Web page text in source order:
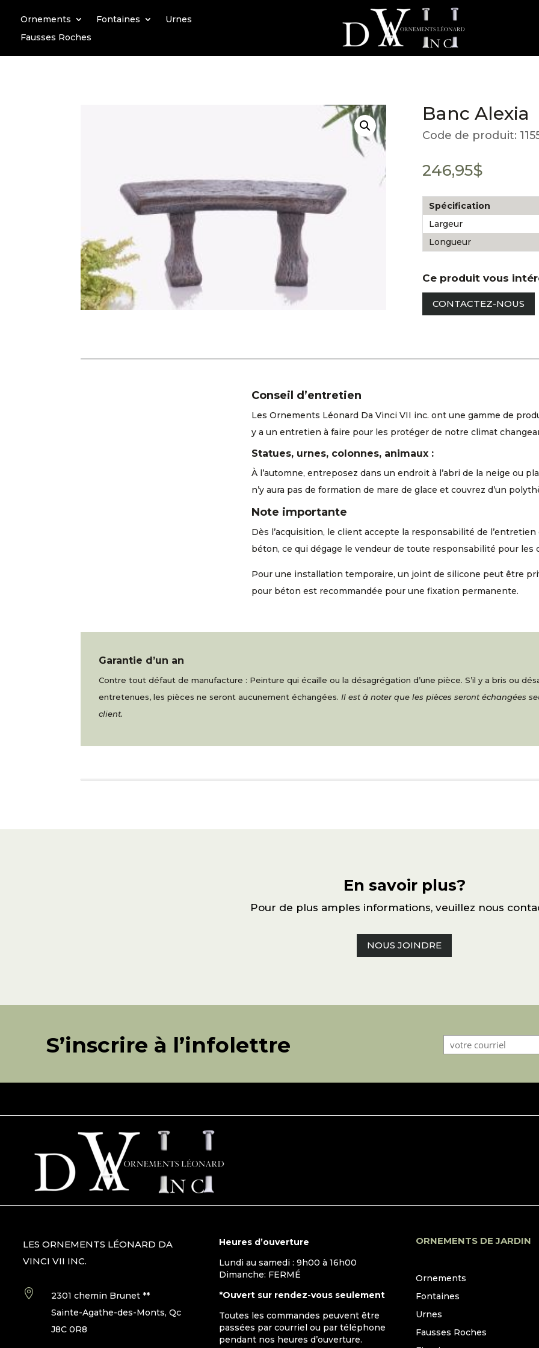
Ornements Fontaines
Urnes
Fausses Roches
Banc Alexia
Code de produit:
246,95$
Spécification
Largeur
Longueur
Ce produit vous
CONTACTEZ-NOUS
Conseil d’entretien
Les Ornements Léonard Da Vinci VII inc. ont une gamme de
y a un entretien à faire pour les protéger de notre climat
Statues, urnes, colonnes, animaux :
À l’automne, entreposez dans un endroit à l’abri de la neige ou
n’y aura pas de formation de mare de glace et couvrez d’un
Note importante
Dès l’acquisition, le client accepte la responsabilité de
béton, ce qui dégage le vendeur de toute responsabilité pour les
Pour une installation temporaire, un joint de silicone peut être
pour béton est recommandée pour une fixation permanente.
Garantie d’un an
Contre tout défaut de manufacture : Peinture qui écaille ou la désagrégation d’une pièce. S’il y a bris ou
entretenues, les pièces ne seront aucunement échangées. Il est à noter que les pièces seront échangées
client.
En savoir plus?
Pour de plus amples informations, veuillez nous
NOUS JOINDRE
S’inscrire à l’infolettre
LES ORNEMENTS LÉONARD DA
VINCI VII INC.

2301 chemin Brunet **
Sainte-Agathe-des-Monts, Qc
J8C 0R8
Heures d’ouverture
Lundi au samedi : 9h00 à 16h00
Dimanche: FERMÉ
*Ouvert sur rendez-vous seulement
Toutes les commandes peuvent être
passées par courriel ou par téléphone
pendant nos heures d’ouverture.
ORNEMENTS DE JARDIN
Ornements
Fontaines
Urnes
Fausses Roches